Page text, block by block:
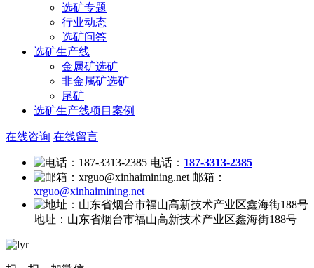
选矿专题
行业动态
选矿问答
选矿生产线
金属矿选矿
非金属矿选矿
尾矿
选矿生产线项目案例
在线咨询 在线留言
电话： 187-3313-2385
邮箱：
xrguo@xinhaimining.net
地址： 山东省烟台市福山高新技术产业区鑫海街188号